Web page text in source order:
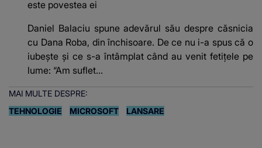
este povestea ei
Daniel Balaciu spune adevărul său despre căsnicia
cu Dana Roba, din închisoare. De ce nu i-a spus că o
iubește și ce s-a întâmplat când au venit fetițele pe
lume: “Am suflet...
MAI MULTE DESPRE:
TEHNOLOGIE
MICROSOFT LANSARE